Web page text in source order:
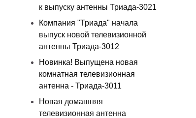
к выпуску антенны Триада-3021
Компания "Триада" начала
выпуск новой телевизионной
антенны Триада-3012
Новинка! Выпущена новая
комнатная телевизионная
антенна - Триада-3011
Новая домашняя
телевизионная антенна